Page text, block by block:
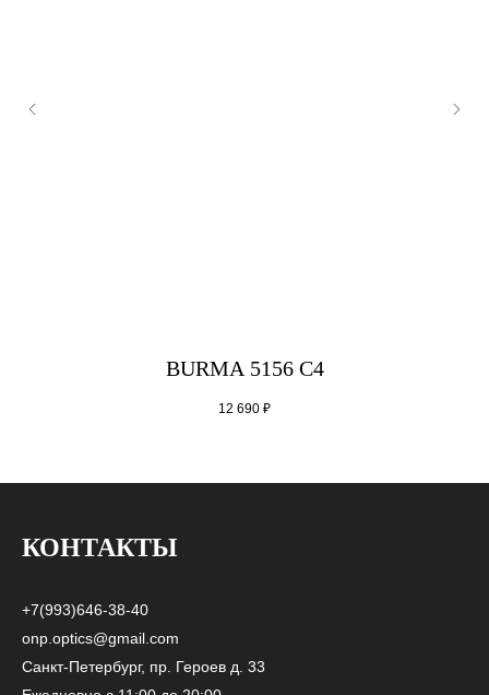
BURMA 5156 C4
12 690 ₽
КОНТАКТЫ
+7(993)646-38-40
onp.optics@gmail.com
Санкт-Петербург, пр. Героев д. 33